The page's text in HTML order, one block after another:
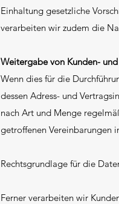
Einhaltung gesetzliche
verarbeiten wir zudem die
Weitergabe von Kunden-
Wenn dies für die
dessen Adress- und
nach Art und Menge
getroffenen Vereinbarungen
Rechtsgrundlage für die
Ferner verarbeiten wir